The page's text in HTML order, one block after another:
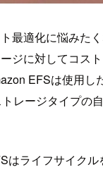
最適化に悩みた
ジに対してコス
EFSは使用し
レージタイプの
ライフサイクル